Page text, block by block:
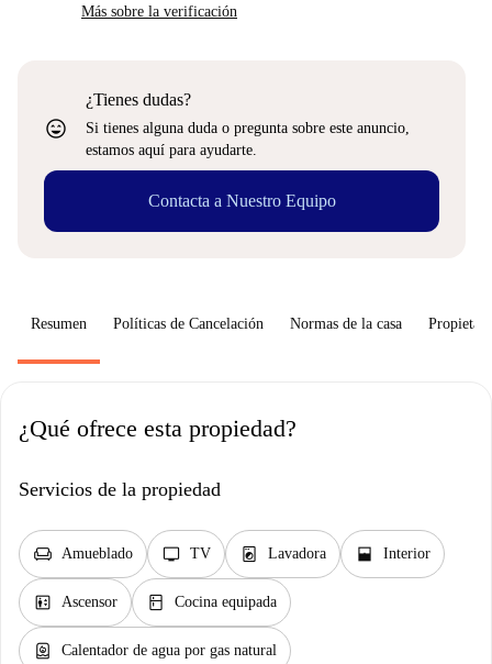
Más sobre la verificación
sentiment_very_satisfied
¿Tienes dudas?
Si tienes alguna duda o pregunta sobre este anuncio,
estamos aquí para ayudarte.
Contacta a Nuestro Equipo
Resumen Políticas de Cancelación Normas de la casa
¿Qué ofrece esta propiedad?
Servicios de la propiedad
chair Amueblado tv TV local_laundry_service Lavadora window_open Interior
elevator Ascensor kitchen Cocina equipada
water_heater Calentador de agua por gas natural